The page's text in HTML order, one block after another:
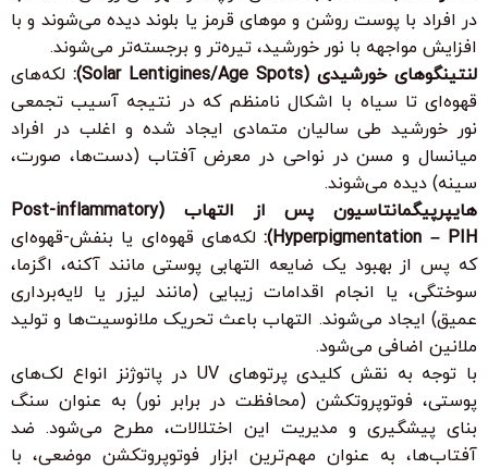
در افراد با پوست روشن و موهای قرمز یا بلوند دیده می‌شوند و با
افزایش مواجهه با نور خورشید، تیره‌تر و برجسته‌تر می‌شوند.
لنتینگوهای خورشیدی (Solar Lentigines/Age Spots):
لکه‌های
قهوه‌ای تا سیاه با اشکال نامنظم که در نتیجه آسیب تجمعی
نور خورشید طی سالیان متمادی ایجاد شده و اغلب در افراد
میانسال و مسن در نواحی در معرض آفتاب (دست‌ها، صورت،
سینه) دیده می‌شوند.
هایپرپیگمانتاسیون پس از التهاب (Post-inflammatory
Hyperpigmentation – PIH): لکه‌های قهوه‌ای یا بنفش-قهوه‌ای
که پس از بهبود یک ضایعه التهابی پوستی مانند آکنه، اگزما،
سوختگی، یا انجام اقدامات زیبایی (مانند لیزر یا لایه‌برداری
عمیق) ایجاد می‌شوند. التهاب باعث تحریک ملانوسیت‌ها و تولید
ملانین اضافی می‌شود.
با توجه به نقش کلیدی پرتوهای UV در پاتوژنز انواع لک‌های
پوستی، فوتوپروتکشن (محافظت در برابر نور) به عنوان سنگ
بنای پیشگیری و مدیریت این اختلالات، مطرح می‌شود. ضد
آفتاب‌ها، به عنوان مهم‌ترین ابزار فوتوپروتکشن موضعی، با